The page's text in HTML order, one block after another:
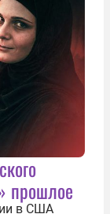
прошлое
в США